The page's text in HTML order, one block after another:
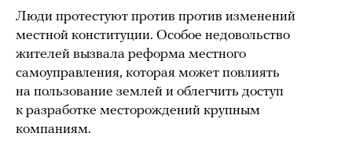
Люди протестуют против против изменений
местной конституции. Особое недовольство
жителей вызвала реформа местного
самоуправления, которая может повлиять
на пользование землей и облегчить доступ
к разработке месторождений крупным
компаниям.